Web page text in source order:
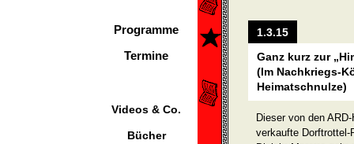
Programme
Termine
Videos & Co.
Bücher
1.3.15
Ganz kurz zur
(Im Nachkriegs-
Heimatschnulze)
Dieser von den
verkaufte